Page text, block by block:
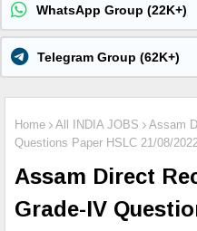
WhatsApp Group (22K+)
Telegram Group (62K+)
Home All INDIA JOBS
Assam
Questions Paper HSLC 21/08/
Assam Direct
Grade-IV